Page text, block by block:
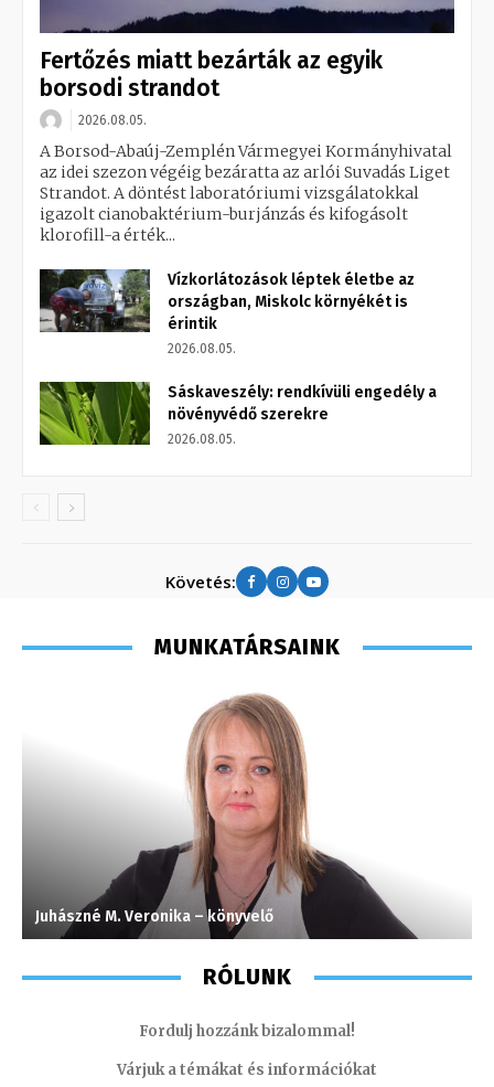
Fertőzés miatt bezárták az egyik
borsodi strandot
2026.08.05.
A Borsod-Abaúj-Zemplén Vármegyei Kormányhivatal
az idei szezon végéig bezáratta az arlói Suvadás Liget
Strandot. A döntést laboratóriumi vizsgálatokkal
igazolt cianobaktérium-burjánzás és kifogásolt
klorofill-a érték...
Vízkorlátozások léptek életbe az
országban, Miskolc környékét is
érintik
2026.08.05.
Sáskaveszély: rendkívüli engedély a
növényvédő szerekre
2026.08.05.
Követés:
MUNKATÁRSAINK
Juhászné M. Veronika – könyvelő
RÓLUNK
Fordulj hozzánk bizalommal!
Várjuk a témákat és információkat